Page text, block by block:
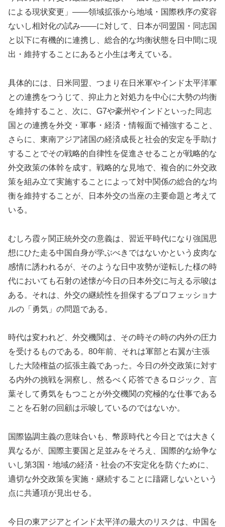
による現状変更」——領域拡張から地域・国際秩序の変容
ないし相対化の試み——に対して、日本が同盟国・同志国
と以下に有機的に連携し、総合的な均衡状態を日中間に現
出・維持することにあると小生は考えている。
具体的には、日米同盟、つまり在日米軍やインド太平洋軍
との連携をつうじて、抑止力と対処力を中心に大勢の均衡
を維持すること、次に、G7や豪州やインドといった同志
国との連携を外交・軍事・経済・情報面で補強すること、
さらに、東南アジア諸国の経済成長と社会的安定を手助け
することでその戦略的自律性を促進させることが戦略的な
外交政策の体幹を成す。戦略的な見地で、複合的に外交政
策を組み立て実施することによって対中関係の総合的な均
衡を維持することが、日本外交の当座の主要命題と考えて
いる。
むしろ霞ヶ関正統外交の意義は、習近平時代になり強国思
想にひた走る中国自身が学ぶべきではないかという皮肉な
感情に誘われるが、そのような日中攻勢が逆転した様の時
代においても石射の述懐が今日の日本外交に与える示唆は
ある。それは、外交の継続性を担保するプロフェッショナ
ルの「勇気」の問題である。
時代は変われど、外交機関は、その時その時の内外の圧力
を受けるものである。80年前、それは軍部と右翼が主張
した大陸権益の拡張主義であった。今日の外交政策に対す
る内外の挑戦を洞察し、然るべく応答できるロジック、言
葉そして勇気をもつことが外交機関の究極的な仕事である
ことを石射の回顧は示唆しているのではないか。
国際協調主義の意味合いも、幣原時代と今日とでは大きく
異なるが、国際主要国と足並みをそろえ、国際的な紛争な
いし第3国・地域の経済・社会の不安定化を防ぐために、
適切な外交政策を実施・継続することに躊躇しないという
点に共通項が見出せる。
今日の東アジアとインド太平洋の最大のリスクは、中国を